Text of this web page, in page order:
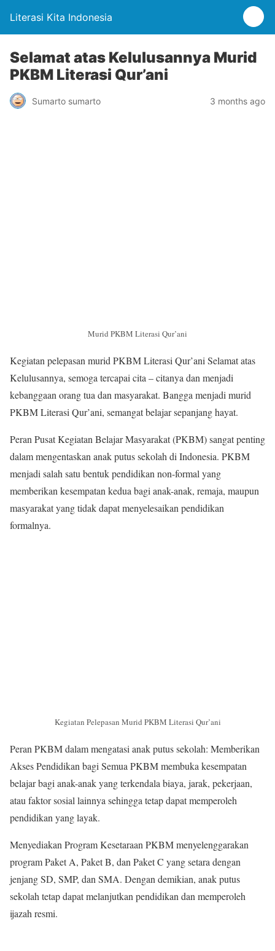
Literasi Kita Indonesia
Selamat atas Kelulusannya Murid
PKBM Literasi Qur’ani
Sumarto sumarto 3 months ago
Murid PKBM Literasi Qur’ani
Kegiatan pelepasan murid PKBM Literasi Qur’ani Selamat atas
Kelulusannya, semoga tercapai cita – citanya dan menjadi
kebanggaan orang tua dan masyarakat. Bangga menjadi murid
PKBM Literasi Qur’ani, semangat belajar sepanjang hayat.
Peran Pusat Kegiatan Belajar Masyarakat (PKBM) sangat penting
dalam mengentaskan anak putus sekolah di Indonesia. PKBM
menjadi salah satu bentuk pendidikan non-formal yang
memberikan kesempatan kedua bagi anak-anak, remaja, maupun
masyarakat yang tidak dapat menyelesaikan pendidikan
formalnya.
Kegiatan Pelepasan Murid PKBM Literasi Qur’ani
Peran PKBM dalam mengatasi anak putus sekolah: Memberikan
Akses Pendidikan bagi Semua PKBM membuka kesempatan
belajar bagi anak-anak yang terkendala biaya, jarak, pekerjaan,
atau faktor sosial lainnya sehingga tetap dapat memperoleh
pendidikan yang layak.
Menyediakan Program Kesetaraan PKBM menyelenggarakan
program Paket A, Paket B, dan Paket C yang setara dengan
jenjang SD, SMP, dan SMA. Dengan demikian, anak putus
sekolah tetap dapat melanjutkan pendidikan dan memperoleh
ijazah resmi.